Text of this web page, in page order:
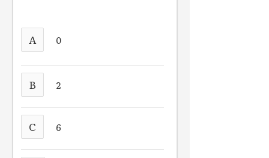
A 0
B 2
C 6